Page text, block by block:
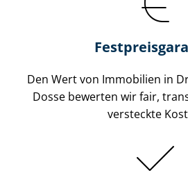
Den Wert von Immobilien in
Dosse bewerten wir fair,
versteckte